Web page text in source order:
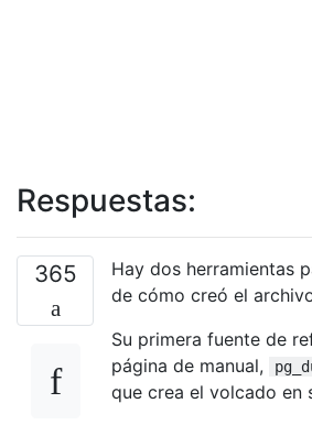
Respuestas:
365
Hay dos herramientas
de cómo creó el
Su primera fuente de
página de manual,
que crea el volcado en